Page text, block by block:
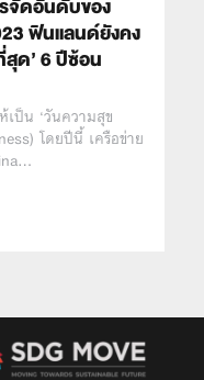
จัดอันดับของ
ฟินแลนด์ยังคง
สุด’ 6 ปีซ้อน
ป็น ‘วันความสุข
โดยปีนี้ เครือข่าย